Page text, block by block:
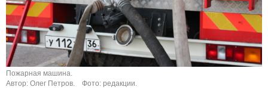
Пожарная машина.
Автор: Олег Петров.
Фото: редакции.